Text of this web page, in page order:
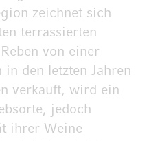
zeichnet sich
terrassierten
von einer
den letzten Jahren
verkauft, wird ein
jedoch
ihrer Weine